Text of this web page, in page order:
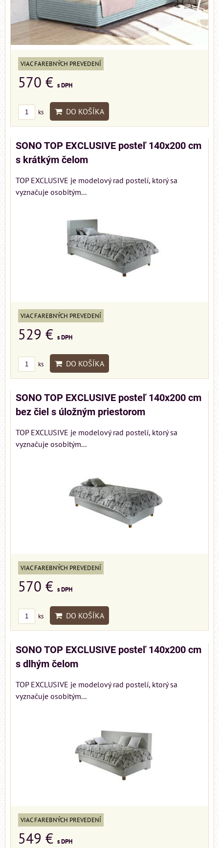
VIAC FAREBNÝCH PREVEDENÍ
570 € s DPH
ks DO KOŠÍKA
SONO TOP EXCLUSIVE posteľ 140x200 cm
s krátkým čelom
TOP EXCLUSIVE je modelový rad postelí, ktorý sa
vyznačuje osobitým...
VIAC FAREBNÝCH PREVEDENÍ
529 € s DPH
ks DO KOŠÍKA
SONO TOP EXCLUSIVE posteľ 140x200 cm
bez čiel s úložným priestorom
TOP EXCLUSIVE je modelový rad postelí, ktorý sa
vyznačuje osobitým...
VIAC FAREBNÝCH PREVEDENÍ
570 € s DPH
ks DO KOŠÍKA
SONO TOP EXCLUSIVE posteľ 140x200 cm
s dlhým čelom
TOP EXCLUSIVE je modelový rad postelí, ktorý sa
vyznačuje osobitým...
VIAC FAREBNÝCH PREVEDENÍ
549 € s DPH